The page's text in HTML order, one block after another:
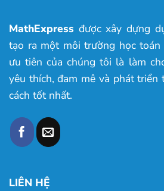
MathExpress được xây dựng
tạo ra một môi trường học toán
ưu tiên của chúng tôi là làm
yêu thích, đam mê và phát
cách tốt nhất.
LIÊN HỆ